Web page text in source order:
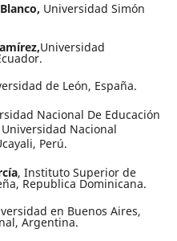
Universidad Simón
Universidad
de León, España.
Nacional De Educación
Nacional
Perú.
, Instituto Superior de
Republica Dominicana.
en Buenos Aires,
Argentina.